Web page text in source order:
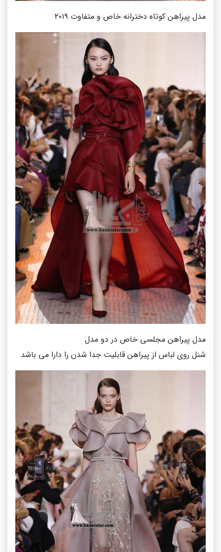
مدل پیراهن کوتاه دخترانه خاص و متفاوت ۲۰۱۹
مدل پیراهن مجلسی خاص در دو مدل
شنل روی لباس از پیراهن قابلیت جدا شدن را دارا می باشد